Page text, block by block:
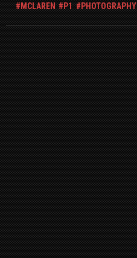
MCLAREN P1 PHOTOGRAPHY